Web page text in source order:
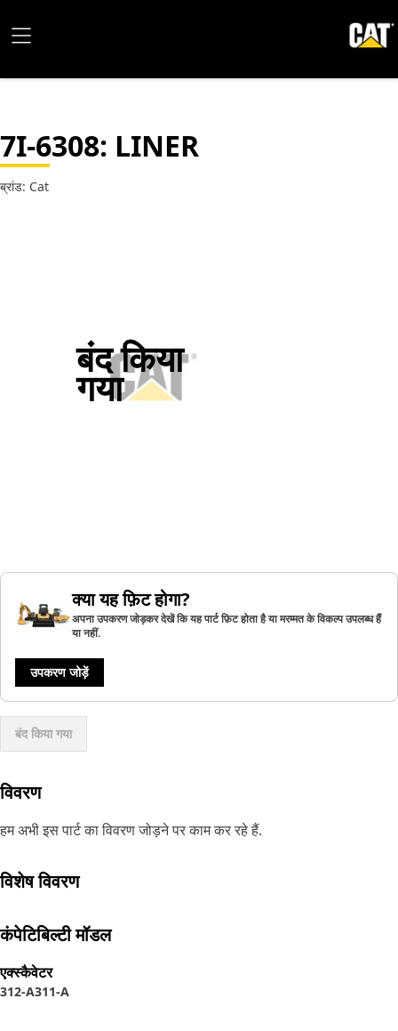
7I-6308: LINER
ब्रांड: Cat
बंद किया
गया
क्या यह फ़िट होगा?
अपना उपकरण जोड़कर देखें कि यह पार्ट फ़िट होता है या मरम्मत के विकल्प उपलब्ध हैं
या नहीं.
उपकरण जोड़ें
बंद किया गया
विवरण
हम अभी इस पार्ट का विवरण जोड़ने पर काम कर रहे हैं.
विशेष विवरण
कंपेटिबिल्टी मॉडल
एक्स्कैवेटर
312-A311-A